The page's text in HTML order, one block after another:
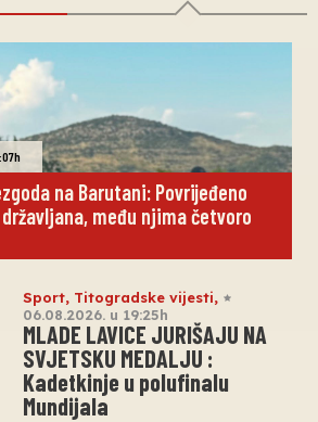
na Barutani: Povrijeđeno
među njima četvoro
Sport, Titogradske vijesti,
06.08.2026. u 19:25h
MLADE LAVICE JURIŠAJU NA
SVJETSKU MEDALJU :
Kadetkinje u polufinalu
Mundijala